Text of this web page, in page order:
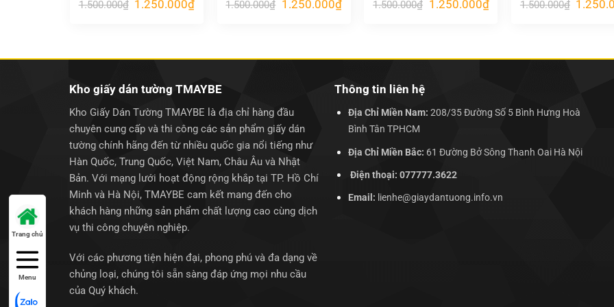
1.500.000₫ Giá
1.250.000₫Giá
1.500.000₫ Giá
1.250.000₫Giá
hiện
1.500.000₫ Giá
1.250.000₫Giá
hiện
1.500.000₫ Giá
Kho giấy dán tường TMAYBE
Kho Giấy Dán Tường TMAYBE là địa chỉ hàng đầu
chuyên cung cấp và thi công các sản phẩm giấy dán
tường chính hãng đến từ nhiều quốc gia nổi tiếng như
Hàn Quốc, Trung Quốc, Việt Nam, Châu Âu và Nhật
Bản. Với mạng lưới hoạt động rộng khắp tại TP. Hồ Chí
Minh và Hà Nội, TMAYBE cam kết mang đến cho
khách hàng những sản phẩm chất lượng cao cùng dịch
vụ thi công chuyên nghiệp.
Với các phương tiện hiện đại, phong phú và đa dạng về
chủng loại, chúng tôi sẵn sàng đáp ứng mọi nhu cầu
của Quý khách.
Thông tin liên hệ
Địa Chỉ Miền Nam: 208/35 Đường Số 5 Bình Hưng Hoà
Bình Tân TPHCM
Địa Chỉ Miền Bắc: 61 Đường Bở Sông Thanh Oai Hà Nội
Điện thoại: 077777.3622
Email: lienhe@giaydantuong.info.vn
Trang chủ
Menu